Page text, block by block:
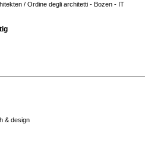
/ Ordine degli architetti - Bozen - IT
& design